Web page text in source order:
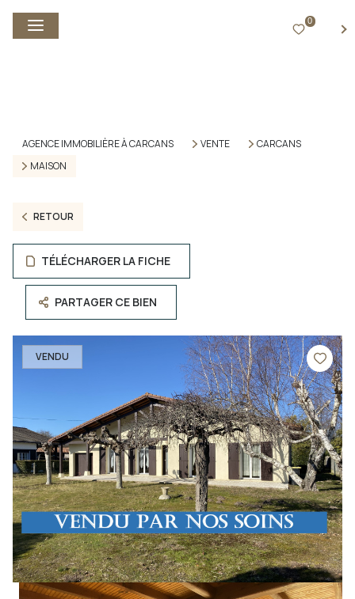
0
AGENCE IMMOBILIÈRE À CARCANS VENTE
CARCANS
MAISON
RETOUR
TÉLÉCHARGER LA FICHE
PARTAGER CE BIEN
VENDU